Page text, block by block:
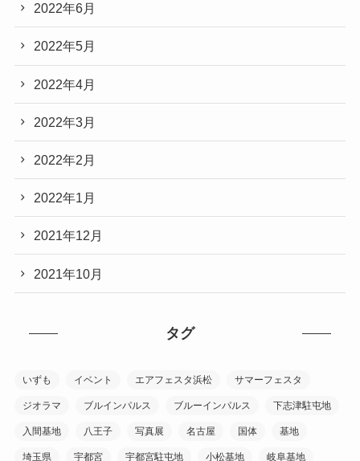
2022年6月
2022年5月
2022年4月
2022年3月
2022年2月
2022年1月
2021年12月
2021年10月
タグ
いずも イベント エアフェスタ浜松 サマーフェスタ
ジオラマ ブルインパルス ブルーインパルス 下志津駐屯地
入間基地 八王子 写真展 名古屋 国体 基地
埼玉県 宇都宮 宇都宮駐屯地 小松基地 岐阜基地